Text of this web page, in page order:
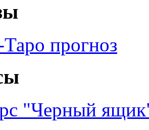
прогноз
"Черный